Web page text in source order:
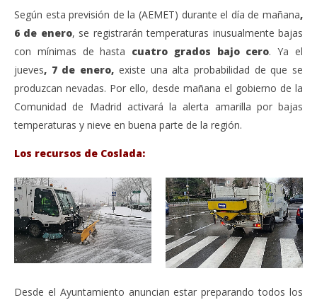
Según esta previsión de la (AEMET) durante el día de mañana,
6 de enero, se registrarán temperaturas inusualmente bajas
con mínimas de hasta cuatro grados bajo cero. Ya el
jueves, 7 de enero, existe una alta probabilidad de que se
produzcan nevadas. Por ello, desde mañana el gobierno de la
Comunidad de Madrid activará la alerta amarilla por bajas
temperaturas y nieve en buena parte de la región.
Los recursos de Coslada:
Desde el Ayuntamiento anuncian estar preparando todos los